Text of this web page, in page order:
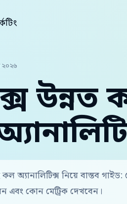
উন্নত
অ্যানালিটিক্স নিয়ে বাস্তব
কোন মেট্রিক দেখবেন।